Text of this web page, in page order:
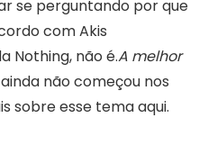
se perguntando por que
com Akis
Nothing, não é.A melhor
ainda não começou nos
sobre esse tema aqui.